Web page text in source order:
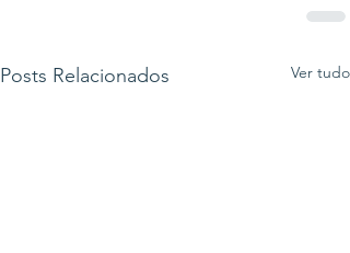
Posts Relacionados Ver tudo